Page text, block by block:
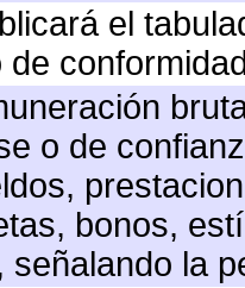
el
de
o de
bonos,
señalando la